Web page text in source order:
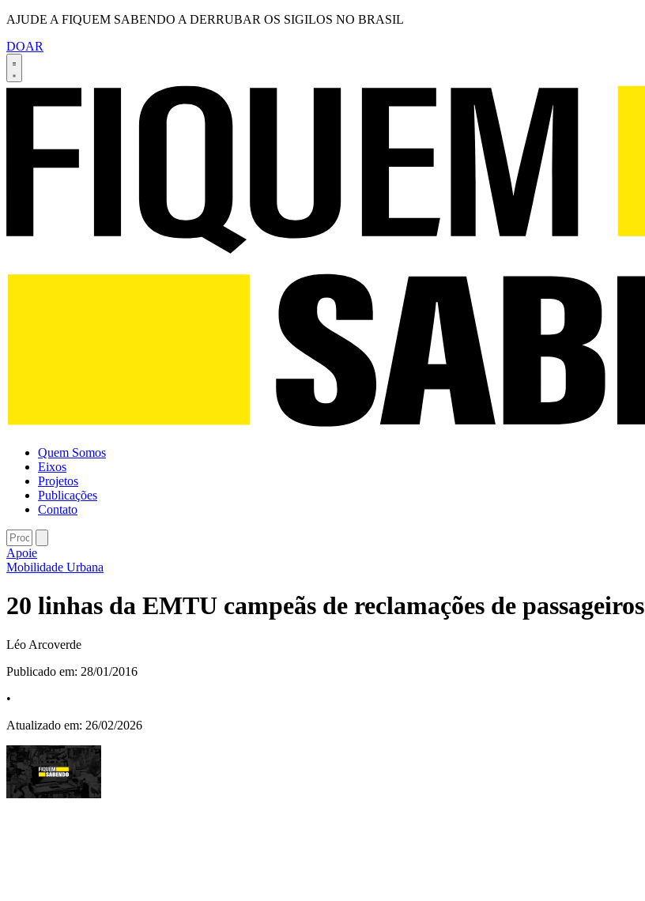
AJUDE A FIQUEM SABENDO A DERRUBAR OS SIGILOS NO BRASIL
DOAR
Quem Somos
Eixos
Projetos
Publicações
Contato
Apoie
Mobilidade Urbana
20 linhas da EMTU campeãs de reclamações de passageiros
Léo Arcoverde
Publicado em: 28/01/2016
•
Atualizado em: 26/02/2026